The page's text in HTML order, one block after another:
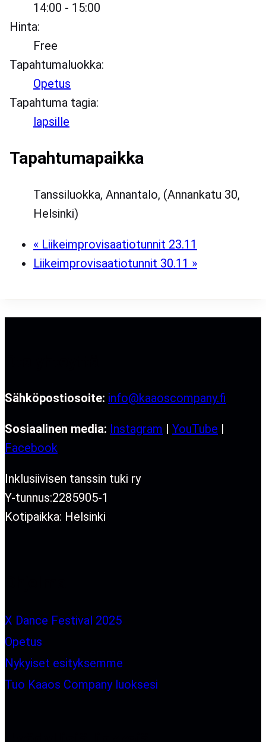
14:00 - 15:00
Hinta:
Free
Tapahtumaluokka:
Opetus
Tapahtuma tagia:
lapsille
Tapahtumapaikka
Tanssiluokka, Annantalo, (Annankatu 30,
Helsinki)
« Liikeimprovisaatiotunnit 23.11
Liikeimprovisaatiotunnit 30.11 »
Sähköpostiosoite: info@kaaoscompany.fi
Sosiaalinen media: Instagram | YouTube |
Facebook
Inklusiivisen tanssin tuki ry
Y-tunnus:2285905-1
Kotipaikka: Helsinki
X Dance Festival 2025
Opetus
Nykyiset esityksemme
Tuo Kaaos Company luoksesi